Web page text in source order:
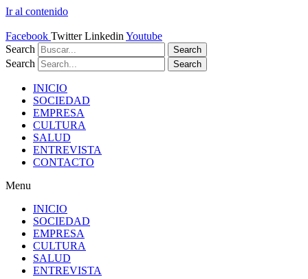
Ir al contenido
Facebook Twitter Linkedin Youtube
Search
Search
Search Search
INICIO
SOCIEDAD
EMPRESA
CULTURA
SALUD
ENTREVISTA
CONTACTO
Menu
INICIO
SOCIEDAD
EMPRESA
CULTURA
SALUD
ENTREVISTA